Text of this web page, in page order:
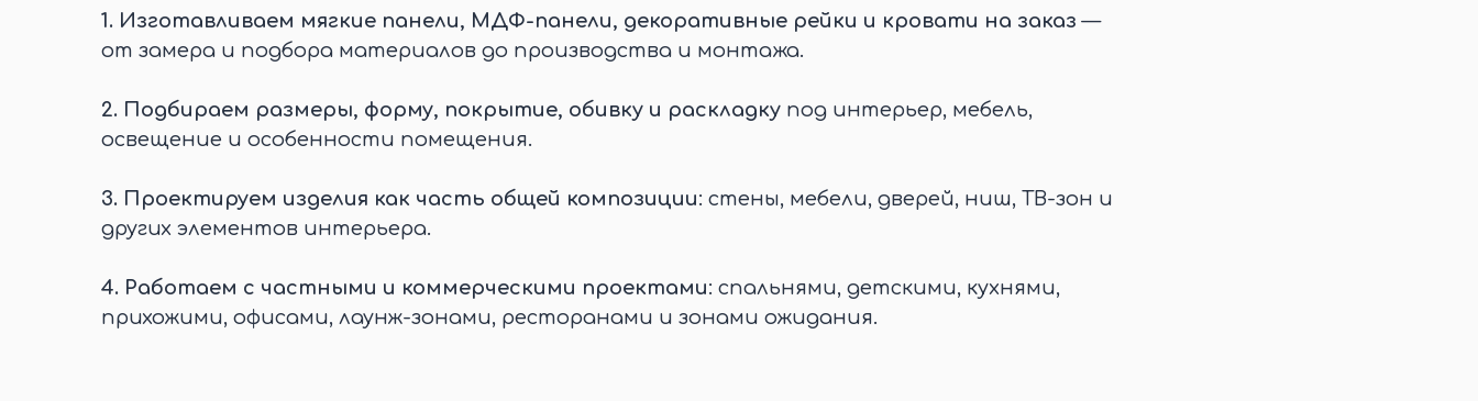
1. Изготавливаем мягкие панели, МДФ-панели, декоративные рейки и кровати на заказ —
от замера и подбора материалов до производства и монтажа.
2. Подбираем размеры, форму, покрытие, обивку и раскладку под интерьер, мебель,
освещение и особенности помещения.
3. Проектируем изделия как часть общей композиции: стены, мебели, дверей, ниш, ТВ-зон и
других элементов интерьера.
4. Работаем с частными и коммерческими проектами: спальнями, детскими, кухнями,
прихожими, офисами, лаунж-зонами, ресторанами и зонами ожидания.